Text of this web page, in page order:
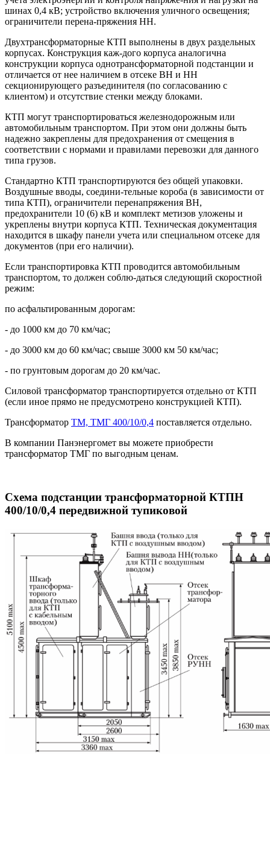
шинах 0,4 кВ; устройство включения уличного освещения;
ограничители перена-пряжения НН.
Двухтрансформаторные КТП выполнены в двух раздельных
корпусах. Конструкция каж-дого корпуса аналогична
конструкции корпуса однотрансформаторной подстанции и
отличается от нее наличием в отсеке ВН и НН
секционирующего разъединителя (по согласованию с
клиентом) и отсутствие стенки между блоками.
КТП могут транспортироваться железнодорожным или
автомобильным транспортом. При этом они должны быть
надежно закреплены для предохранения от смещения в
соответствии с нормами и правилами перевозки для данного
типа грузов.
Стандартно КТП транспортируются без общей упаковки.
Воздушные вводы, соедини-тельные короба (в зависимости от
типа КТП), ограничители перенапряжения ВН,
предохранители 10 (6) кВ и комплект метизов уложены и
укреплены внутри корпуса КТП. Техническая документация
находится в шкафу панели учета или специальном отсеке для
документов (при его наличии).
Если транспортировка КТП проводится автомобильным
транспортом, то должен соблю-даться следующий скоростной
режим:
по асфальтированным дорогам:
- до 1000 км до 70 км/час;
- до 3000 км до 60 км/час; свыше 3000 км 50 км/час;
- по грунтовым дорогам до 20 км/час.
Силовой трансформатор транспортируется отдельно от КТП
(если иное прямо не предусмотрено конструкцией КТП).
Трансформатор ТМ, ТМГ 400/10/0,4 поставляется отдельно.
В компании Панэнергомет вы можете приобрести
трансформатор ТМГ по выгодным ценам.
Схема подстанции трансформаторной КТПН
400/10/0,4 передвижной тупиковой